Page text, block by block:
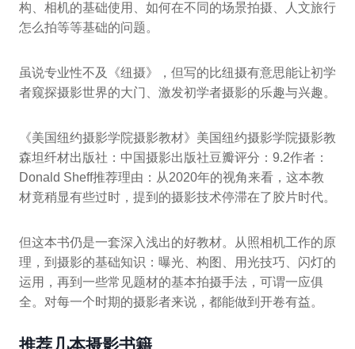
构、相机的基础使用、如何在不同的场景拍摄、人文旅行
怎么拍等等基础的问题。
虽说专业性不及《纽摄》，但写的比纽摄有意思能让初学
者窥探摄影世界的大门、激发初学者摄影的乐趣与兴趣。
《美国纽约摄影学院摄影教材》美国纽约摄影学院摄影教
森坦纤材出版社：中国摄影出版社豆瓣评分：9.2作者：
Donald Sheff推荐理由：从2020年的视角来看，这本教
材竟稍显有些过时，提到的摄影技术停滞在了胶片时代。
但这本书仍是一套深入浅出的好教材。从照相机工作的原
理，到摄影的基础知识：曝光、构图、用光技巧、闪灯的
运用，再到一些常见题材的基本拍摄手法，可谓一应俱
全。对每一个时期的摄影者来说，都能做到开卷有益。
推荐几本摄影书籍